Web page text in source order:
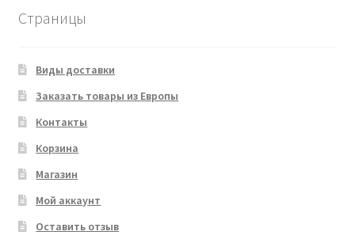
Страницы
Виды доставки
Заказать товары из Европы
Контакты
Корзина
Магазин
Мой аккаунт
Оставить отзыв